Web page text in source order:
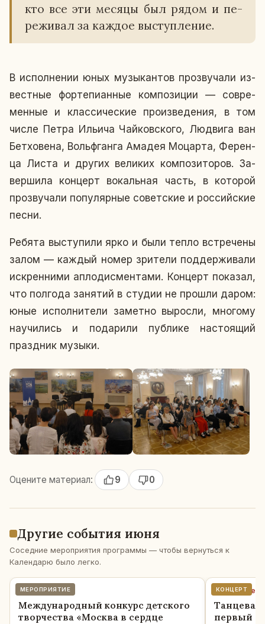
кто все эти месяцы был рядом и пе­
ре­жи­вал за каждое вы­ступ­ле­ние.
В ис­пол­не­нии юных му­зы­кан­тов про­зву­ча­ли из­
вест­ные фор­те­пи­ан­ные ком­по­зи­ции — со­вре­
мен­ные и клас­си­че­ские про­из­ве­де­ния, в том
числе Петра Ильича Чай­ков­ско­го, Лю­дви­га ван
Бет­хо­ве­на, Вольф­ган­га Амадея Мо­цар­та, Фе­рен­
ца Листа и других ве­ли­ких ком­по­зи­то­ров. За­
вер­ши­ла кон­церт во­каль­ная часть, в ко­то­рой
про­зву­ча­ли по­пу­ляр­ные со­вет­ские и рос­сий­ские
песни.
Ребята вы­сту­пи­ли ярко и были тепло встре­че­ны
залом — каждый номер зри­те­ли под­дер­жи­ва­ли
ис­крен­ни­ми ап­ло­дис­мен­та­ми. Кон­церт по­ка­зал,
что пол­го­да за­ня­тий в студии не прошли даром:
юные ис­пол­ни­те­ли за­мет­но вы­рос­ли, мно­го­му
на­учи­лись и по­да­ри­ли пуб­ли­ке на­сто­я­щий
празд­ник музыки.
Оцените материал: 9 0
Другие события июня
Соседние мероприятия программы — чтобы вернуться к
Календарю было легко.
МЕРОПРИЯТИЕ
30 июня · вт
Международный конкурс детского
творчества «Москва в сердце
КОНЦЕРТ
11 июня · че
первый